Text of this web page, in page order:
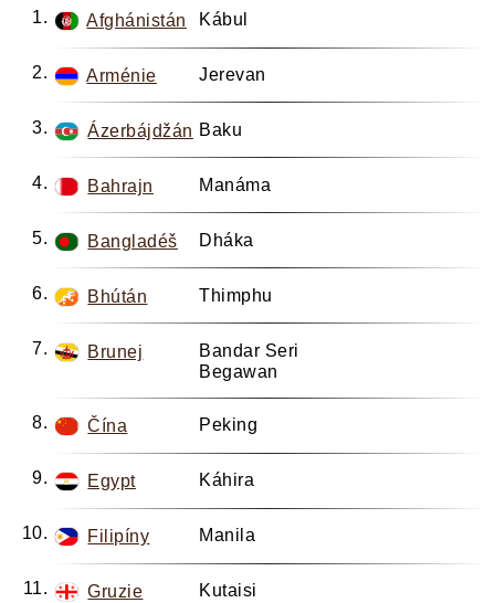
Afghánistán Kábul
Arménie Jerevan
Ázerbájdžán Baku
Bahrajn Manáma
Bangladéš Dháka
Bhútán Thimphu
Brunej
Bandar Seri
Begawan
Čína Peking
Egypt Káhira
Filipíny Manila
Gruzie Kutaisi